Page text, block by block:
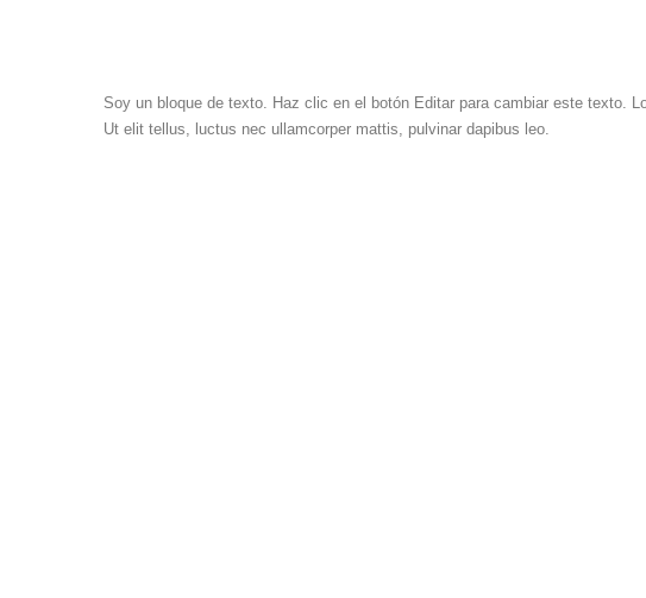
Soy un bloque de texto. Haz clic en el botón Editar para cambiar este texto.
Ut elit tellus, luctus nec ullamcorper mattis, pulvinar dapibus leo.